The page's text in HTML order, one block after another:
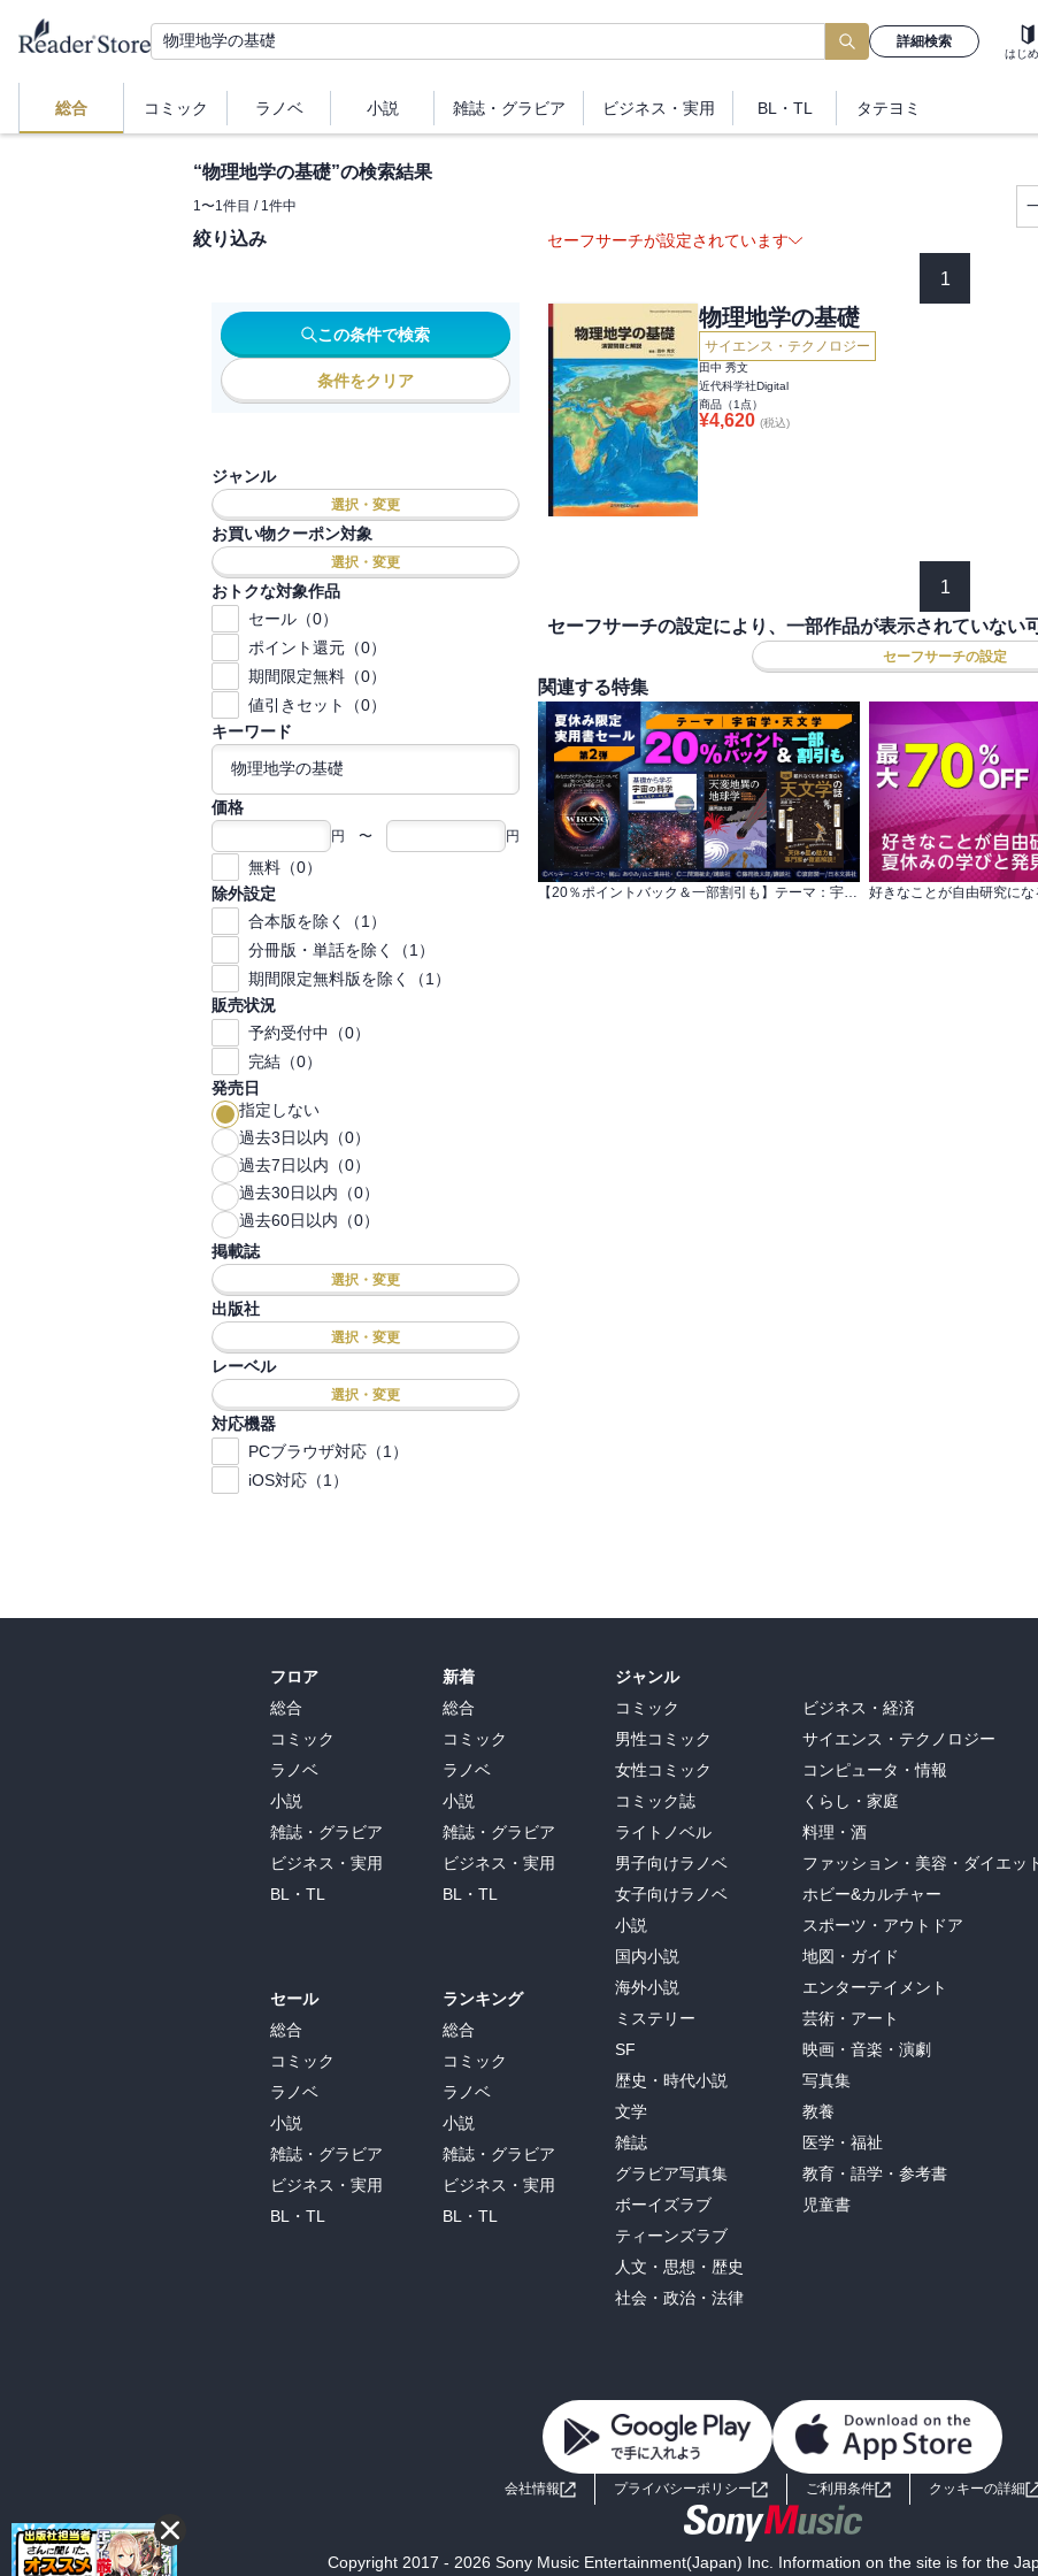
詳細検索
はじ
総合 コミック ラノベ 小説 雑誌・ グラビア ビジネス ・実用 BL・TL タテヨミ
“物理地学の基礎”の検索結果
1〜1件目 / 1件中
絞り込み
この条件で検索
条件をクリア
ジャンル
選択・変更
お買い物クーポン対象
選択・変更
おトクな対象作品
セール（0）
ポイント還元（0）
期間限定無料（0）
値引きセット（0）
キーワード
価格
円 〜 円
無料（0）
除外設定
合本版を除く（1）
分冊版・単話を除く（1）
期間限定無料版を除く（1）
販売状況
予約受付中（0）
完結（0）
発売日
指定しない
過去3日以内（0）
過去7日以内（0）
過去30日以内（0）
過去60日以内（0）
掲載誌
選択・変更
出版社
選択・変更
レーベル
選択・変更
対応機器
PCブラウザ対応（1）
iOS対応（1）
セーフサーチが設定されています
1
物理地学の基礎
サイエンス・テクノロジー
田中 秀文
近代科学社Digital
商品（1 点）
¥4,620 (税込)
1
セーフサーチの設定により、一部作品が表示されていない
セーフサーチの設定
関連する特集
【20％ポイントバック＆一部割引も】テーマ：宇宙学・天文学 夏休み限定実用書セール第2弾
フロア
総合
コミック
ラノベ
小説
雑誌・グラビア
ビジネス・実用
BL・TL
セール
総合
コミック
ラノベ
小説
雑誌・グラビア
ビジネス・実用
BL・TL
新着
総合
コミック
ラノベ
小説
雑誌・グラビア
ビジネス・実用
BL・TL
ランキング
総合
コミック
ラノベ
小説
雑誌・グラビア
ビジネス・実用
BL・TL
ジャンル
コミック
男性コミック
女性コミック
コミック誌
ライトノベル
男子向けラノベ
女子向けラノベ
小説
国内小説
海外小説
ミステリー
SF
歴史・時代小説
文学
雑誌
グラビア写真集
ボーイズラブ
ティーンズラブ
人文・思想・歴史
社会・政治・法律
ビジネス・経済
サイエンス・テクノロジー
コンピュータ・情報
くらし・家庭
料理・酒
ファッション・美容・ダイエッ
ホビー&カルチャー
スポーツ・アウトドア
地図・ガイド
エンターテイメント
芸術・アート
映画・音楽・演劇
写真集
教養
医学・福祉
教育・語学・参考書
児童書
会社情報 プライバシーポリシー ご利用条件 クッキーの詳細
Copyright 2017 - 2026 Sony Music Entertainment(Japan) Inc. Information on the site is for the